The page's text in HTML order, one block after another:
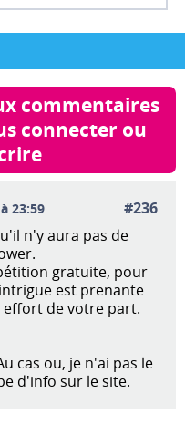
commentaires
connecter ou
23:59
#236
n'y aura pas de
gratuite, pour
est prenante
de votre part.
cas ou, je n'ai pas le
d'info sur le site.